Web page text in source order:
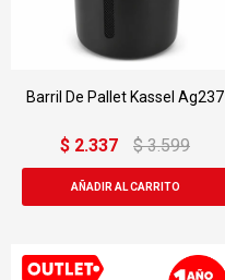
Barril De Pallet Kassel Ag237
$ 2.337 $ 3.599